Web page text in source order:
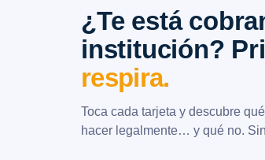
¿Te está
institución?
respira.
Toca cada tarjeta y descubre
hacer legalmente… y qué no.